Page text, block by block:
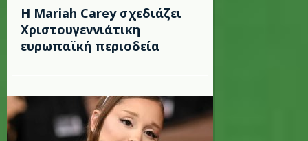
Η Mariah Carey σχεδιάζει
Χριστουγεννιάτικη
ευρωπαϊκή περιοδεία